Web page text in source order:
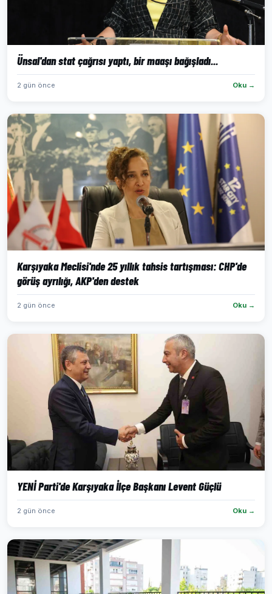
Ünsal'dan stat çağrısı yaptı, bir maaşı bağışladı...
2 gün önce Oku →
Karşıyaka Meclisi'nde 25 yıllık tahsis tartışması: CHP'de
görüş ayrılığı, AKP'den destek
2 gün önce Oku →
YENİ Parti'de Karşıyaka İlçe Başkanı Levent Güçlü
2 gün önce Oku →